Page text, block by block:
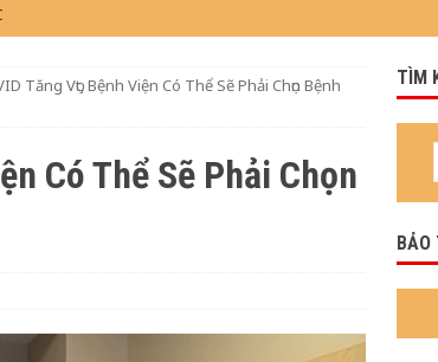
KỲ
TRỌNG
Tăng Vọt, Bệnh Viện Có Thể Sẽ Phải Chọn Bệnh
Có Thể Sẽ Phải Chọn
TÌM
BẢO